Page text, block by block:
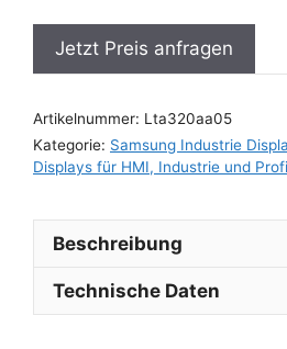
Jetzt Preis anfragen
Artikelnummer: Lta320aa05
Kategorie: Samsung Industrie
Displays für HMI, Industrie und
Beschreibung
Technische Daten